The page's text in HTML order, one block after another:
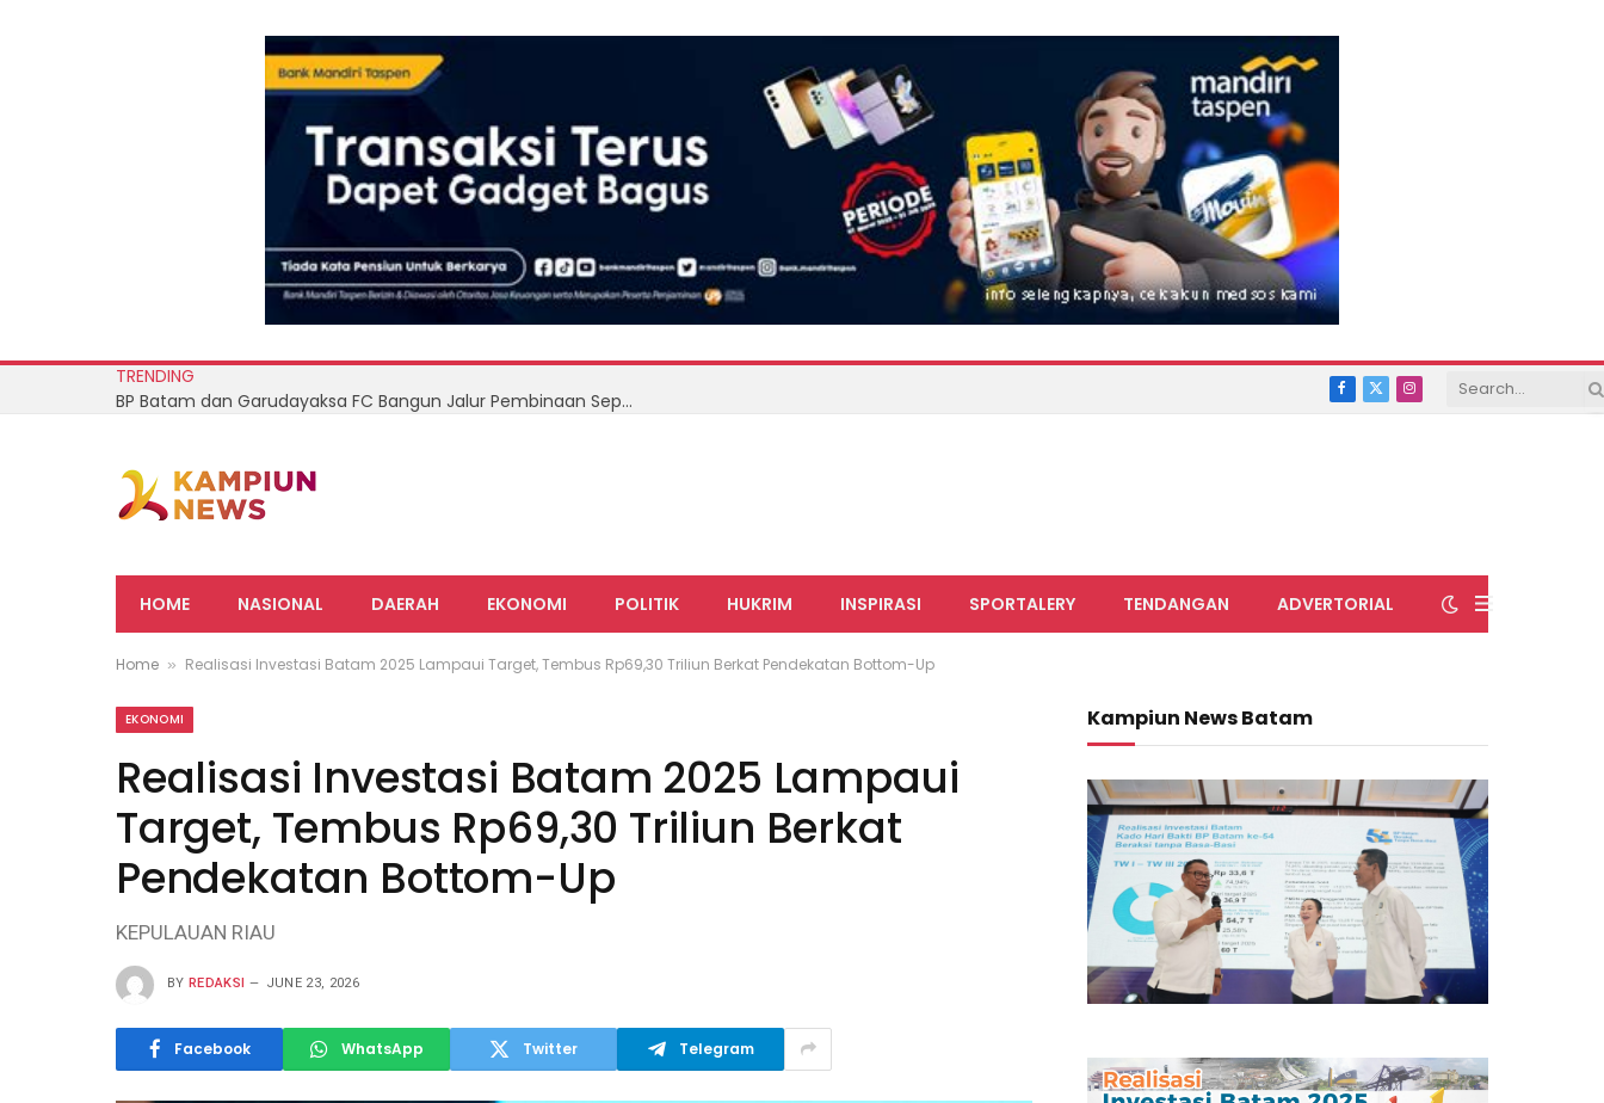
TRENDING
BP Batam dan Garudayaksa FC Bangun Jalur Pembinaan Sepak Bola Usia Dini Lewat Batam Prime International Grassroot Football Festival 2026
Facebook
X
Instagram
HOME NASIONAL DAERAH EKONOMI POLITIK HUKRIM INSPIRASI SPORTALERY TENDANGAN ADVERTORIAL
Home » Realisasi Investasi Batam 2025 Lampaui Target, Tembus Rp69,30 Triliun Berkat Pendekatan Bottom-Up
EKONOMI
Realisasi Investasi Batam 2025 Lampaui
Target, Tembus Rp69,30 Triliun Berkat
Pendekatan Bottom-Up
KEPULAUAN RIAU
BY REDAKSI JUNE 23, 2026
Facebook WhatsApp Twitter Telegram
Kampiun News Batam